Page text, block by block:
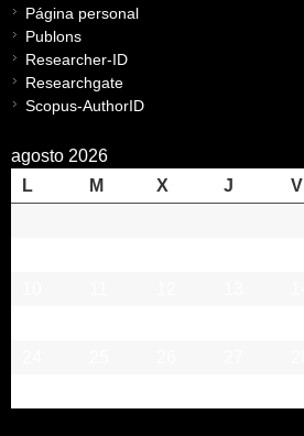
Página personal
Publons
Researcher-ID
Researchgate
Scopus-AuthorID
agosto 2026
L
M X J V